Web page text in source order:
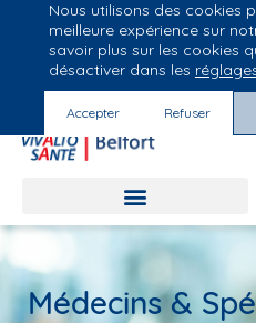
Médecins &
Nous utilisons des cookies
meilleure expérience sur
savoir plus sur les cookies
désactiver dans les
Accepter Refuser